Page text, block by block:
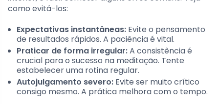
como evitá-los:
Expectativas instantâneas: Evite o pensamento
de resultados rápidos. A paciência é vital.
Praticar de forma irregular:A consistência é
crucial para o sucesso na meditação. Tente
estabelecer uma rotina regular.
Autojulgamento severo: Evite ser muito crítico
consigo mesmo. A prática melhora com o tempo.